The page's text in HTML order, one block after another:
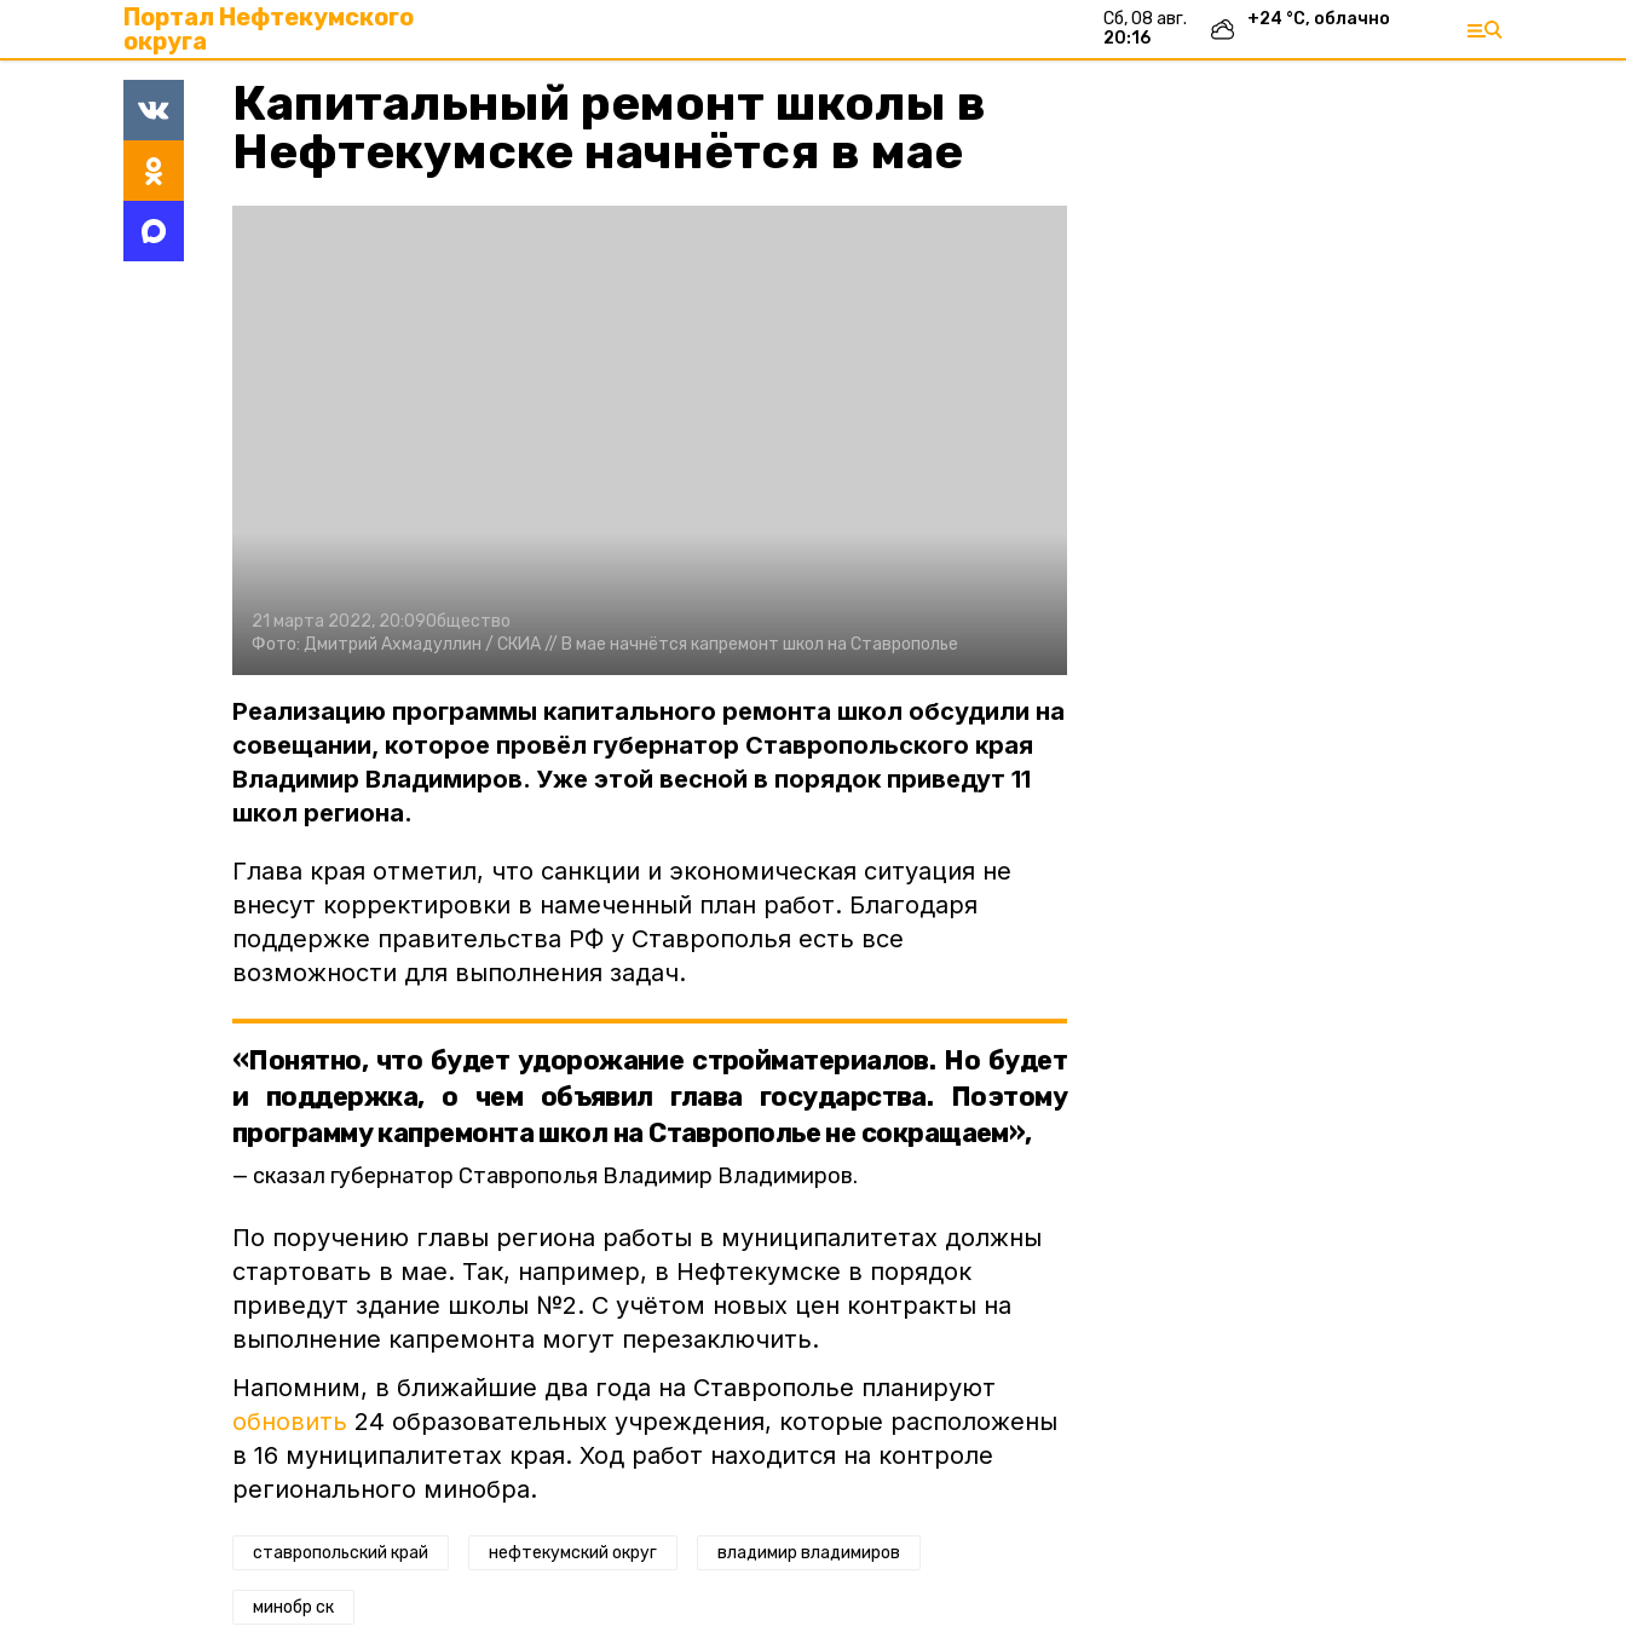
Портал Нефтекумского
округа
сб, 08 авг.
20:16
+24 °С, облачно
Капитальный ремонт школы в
Нефтекумске начнётся в мае
21 марта 2022, 20:09Общество
Фото: Дмитрий Ахмадуллин / СКИА // В мае начнётся капремонт школ на Ставрополье
Реализацию программы капитального ремонта школ обсудили на
совещании, которое провёл губернатор Ставропольского края
Владимир Владимиров. Уже этой весной в порядок приведут 11
школ региона.
Глава края отметил, что санкции и экономическая ситуация не
внесут корректировки в намеченный план работ. Благодаря
поддержке правительства РФ у Ставрополья есть все
возможности для выполнения задач.
«Понятно, что будет удорожание стройматериалов. Но будет
и поддержка, о чем объявил глава государства. Поэтому
программу капремонта школ на Ставрополье не сокращаем»,
сказал губернатор Ставрополья Владимир Владимиров.
По поручению главы региона работы в муниципалитетах должны
стартовать в мае. Так, например, в Нефтекумске в порядок
приведут здание школы №2. С учётом новых цен контракты на
выполнение капремонта могут перезаключить.
Напомним, в ближайшие два года на Ставрополье планируют
обновить 24 образовательных учреждения, которые расположены
в 16 муниципалитетах края. Ход работ находится на контроле
регионального минобра.
ставропольский край нефтекумский округ владимир владимиров
минобр ск